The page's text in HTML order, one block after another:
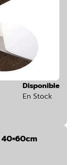
Disponible
En Stock